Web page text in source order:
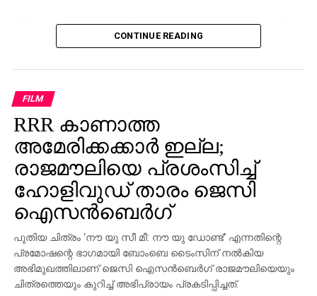
കീരവാണിയാണ് സംഗീതം ഒരുക്കുന്നത്. പുറത്തിറങ്ങിയ
മണിക്കൂറുകള്‍ക്കുള്ളില്‍ തന്നെ 5 മില്യണിലധികം
ട്രെന്‍ഡിങ് പട്ടികയില്‍ മുന്നിലാണ്. 130ണ്മ100 അടി
വലുപ്പത്തിലുള്ള പ്രത്യേക സ്‌ക്രീനില്‍ പ്രേക്ഷകര്‍ക്ക്
മുന്നില്‍ ട്രെയിലര്‍ പ്രദര്‍ശിപ്പിച്ചു.
ട്രെയിലര്‍ സി.ഇ. 512-ലെ വാരണാസിയുടെ
ദൃശ്യങ്ങളോടെ തുടങ്ങുന്നു. തുടര്‍ന്ന് 2027ല്‍
ഭൂമിയിലേക്ക് വരുന്നു എന്നു കാണിക്കുന്ന ‘ശാംഭവി’ എന്ന
ഛിന്നഗ്രഹം, അന്റാര്‍ട്ടിക്കയിലെ റോസ് ഐസ്
ഷെല്‍ഫ്, ആഫ്രിക്കയിലെ അംബോസെലി വനം,
ബി.സി.ഇ 7200-ലെ ലങ്കാനഗരം, വാരണാസിയിലെ
മണികര്‍ണികാ ഘട്ട് തുടങ്ങിയ ഭീമാകാര
ദൃശ്യവിശേഷങ്ങള്‍ അതിശയത്തോടെ
അവതരിപ്പിക്കുന്നു.
CONTINUE READING
FILM
RRR കാണാത്ത
അമേരിക്കക്കാര്‍ ഇല്ല;
രാജമൗലിയെ പ്രശംസിച്ച്
ഹോളിവുഡ് താരം ജെസി
ഐസന്‍ബെര്‍ഗ്
പുതിയ ചിത്രം ‘നൗ യു സീ മീ: നൗ യു ഡോണ്ട്’ എന്നതിന്റെ
പ്രമോഷന്റെ ഭാഗമായി ബോംബെ ടൈംസിന് നല്‍കിയ
അഭിമുഖത്തിലാണ് ജെസി ഐസന്‍ബെര്‍ഗ് രാജമൗലിയെയും
ചിത്രത്തെയും കുറിച്ച് അഭിപ്രായം പ്രകടിപ്പിച്ചത്.